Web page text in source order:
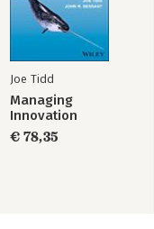
Joe Tidd
Managing
Innovation
€ 78,35